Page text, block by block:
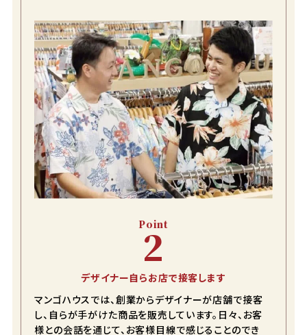
Point
2
デザイナー自らお店で接客します
マンゴハウスでは、創業からデザイナーが店舗で接客
し、自らが手がけた商品を販売しています。日々、お客
様との会話を通じて、お客様目線で感じることのでき